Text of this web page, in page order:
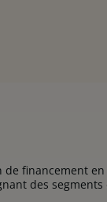
financement
des